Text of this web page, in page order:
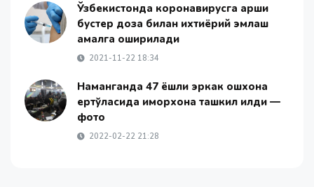
Ўзбекистонда коронавирусга қарши
бустер доза билан ихтиёрий эмлаш
амалга оширилади
2021-11-22 18:34
Наманганда 47 ёшли эркак ошхона
ертўласида қиморхона ташкил қилди —
фото
2022-02-22 21:28